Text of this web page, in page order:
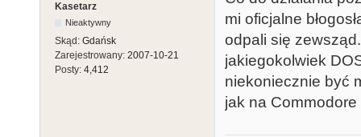
Kasetarz
Nieaktywny
Skąd: Gdańsk
Zarejestrowany: 2007-10-21
Posty: 4,412
mi oficjalne
odpali się
jakiegokolwiek
niekoniecznie być
jak na Commodore